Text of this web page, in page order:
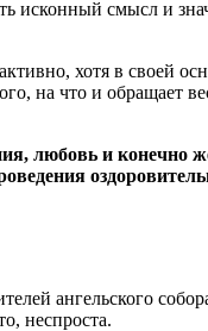
исконный смысл и
хотя в своей
на что и обращает
любовь и конечно
ангельского
неспроста.